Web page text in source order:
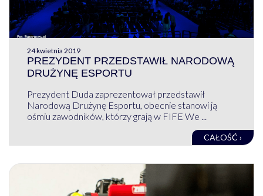
24 kwietnia 2019
PREZYDENT PRZEDSTAWIŁ NARODOWĄ
DRUŻYNĘ ESPORTU
Prezydent Duda zaprezentował przedstawił
Narodową Drużynę Esportu, obecnie stanowi ją
ośmiu zawodników, którzy grają w FIFE We ...
CAŁOŚĆ ›